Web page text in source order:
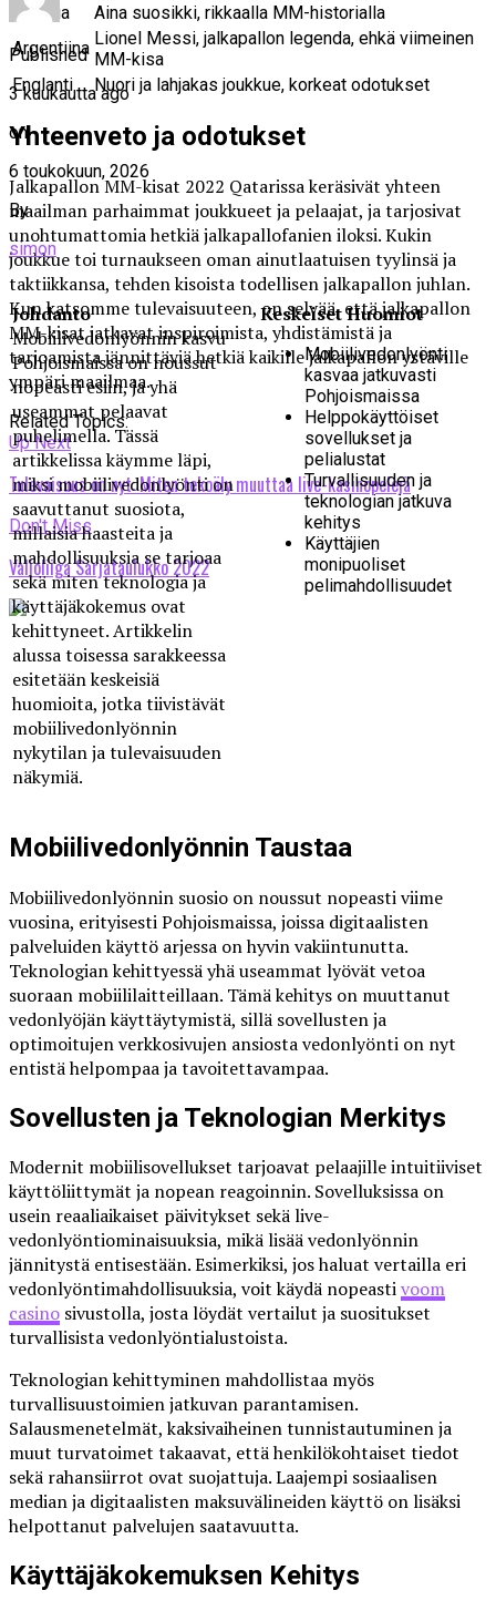
Brasilia
Aina suosikki, rikkaalla MM-historialla
Argentiina Lionel Messi, jalkapallon legenda, ehkä viimeinen
MM-kisa
Englanti
Nuori ja lahjakas joukkue, korkeat odotukset
Yhteenveto ja odotukset
Jalkapallon MM-kisat 2022 Qatarissa keräsivät yhteen
maailman parhaimmat joukkueet ja pelaajat, ja tarjosivat
unohtumattomia hetkiä jalkapallofanien iloksi. Kukin
joukkue toi turnaukseen oman ainutlaatuisen tyylinsä ja
taktiikkansa, tehden kisoista todellisen jalkapallon juhlan.
Kun katsomme tulevaisuuteen, on selvää, että jalkapallon
MM-kisat jatkavat inspiroimista, yhdistämistä ja
tarjoamista jännittäviä hetkiä kaikille jalkapallon ystäville
ympäri maailmaa.
Related Topics:
Up Next
Tulevaisuus on nyt: Miten tekoäly muuttaa live-kasinopelejä
Don't Miss
Valioliiga Sarjataulukko 2022
Published
3 kuukautta ago
on
6 toukokuun, 2026
By
simon
Johdanto
Mobiilivedonlyönnin kasvu
Pohjoismaissa on noussut
nopeasti esiin, ja yhä
useammat pelaavat
puhelimella. Tässä
artikkelissa käymme läpi,
miksi mobiilivedonlyönti on
saavuttanut suosiota,
millaisia haasteita ja
mahdollisuuksia se tarjoaa
sekä miten teknologia ja
käyttäjäkokemus ovat
kehittyneet. Artikkelin
alussa toisessa sarakkeessa
esitetään keskeisiä
huomioita, jotka tiivistävät
mobiilivedonlyönnin
nykytilan ja tulevaisuuden
näkymiä.
Keskeiset Huomiot
Mobiilivedonlyönti
kasvaa jatkuvasti
Pohjoismaissa
Helppokäyttöiset
sovellukset ja
pelialustat
Turvallisuuden ja
teknologian jatkuva
kehitys
Käyttäjien
monipuoliset
pelimahdollisuudet
Mobiilivedonlyönnin Taustaa
Mobiilivedonlyönnin suosio on noussut nopeasti viime
vuosina, erityisesti Pohjoismaissa, joissa digitaalisten
palveluiden käyttö arjessa on hyvin vakiintunutta.
Teknologian kehittyessä yhä useammat lyövät vetoa
suoraan mobiililaitteillaan. Tämä kehitys on muuttanut
vedonlyöjän käyttäytymistä, sillä sovellusten ja
optimoitujen verkkosivujen ansiosta vedonlyönti on nyt
entistä helpompaa ja tavoitettavampaa.
Sovellusten ja Teknologian Merkitys
Modernit mobiilisovellukset tarjoavat pelaajille intuitiiviset
käyttöliittymät ja nopean reagoinnin. Sovelluksissa on
usein reaaliaikaiset päivitykset sekä live-
vedonlyöntiominaisuuksia, mikä lisää vedonlyönnin
jännitystä entisestään. Esimerkiksi, jos haluat vertailla eri
vedonlyöntimahdollisuuksia, voit käydä nopeastivoom
casino sivustolla, josta löydät vertailut ja suositukset
turvallisista vedonlyöntialustoista.
Teknologian kehittyminen mahdollistaa myös
turvallisuustoimien jatkuvan parantamisen.
Salausmenetelmät, kaksivaiheinen tunnistautuminen ja
muut turvatoimet takaavat, että henkilökohtaiset tiedot
sekä rahansiirrot ovat suojattuja. Laajempi sosiaalisen
median ja digitaalisten maksuvälineiden käyttö on lisäksi
helpottanut palvelujen saatavuutta.
Käyttäjäkokemuksen Kehitys